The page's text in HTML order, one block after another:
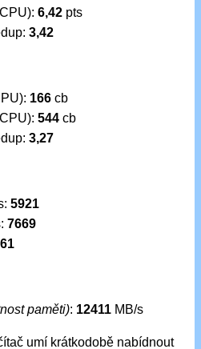
6,42 pts
3,42
166 cb
544 cb
3,27
5921
7669
paměti): 12411 MB/s
umí krátkodobě nabídnout